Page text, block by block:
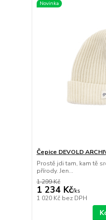
Novinka
Čepice DEVOLD
Prostě jdi tam, kam tě
přírody. Jen...
1 299 Kč
1 234 Kč/ks
1 020 Kč bez DPH